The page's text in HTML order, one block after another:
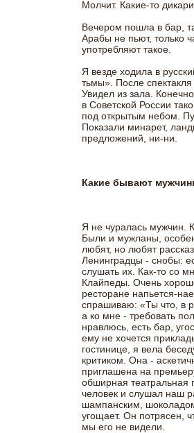
Молчит. Какие-то
Вечером пошла в бар,
Арабы не пьют, только
употребляют такое.
Я везде ходила в
тьмы». После
Увидел из зала.
в Советской России
под открытым небом.
Показали минарет,
предложений, ни-ни.
Какие бывают
Я не чуралась мужчин.
Были и мужланы,
любят, но любят
Ленинградцы - снобы:
слушать их. Как-то со
Клайпеды. Очень
ресторане напьется-
спрашиваю: «Ты что, в
а ко мне - требовать
нравлюсь, есть бар,
ему не хочется
гостинице, я вела
критиком. Она -
приглашена на
обширная
человек и слушал наш
шампанским,
угощает. Он потрясен,
мы его не видели.